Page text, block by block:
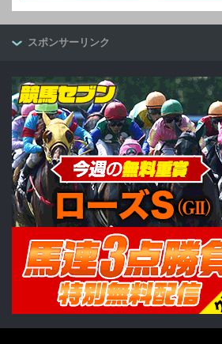
スポンサーリンク